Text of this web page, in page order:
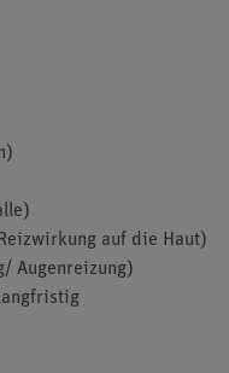
auf die Haut)
Augenreizung)